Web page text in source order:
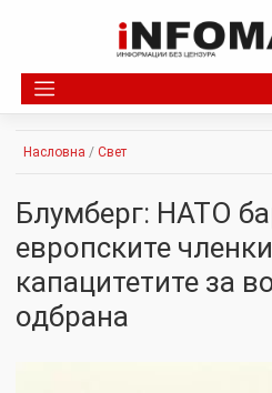
Насловна / Свет
Блумберг: НАТО
европските
капацитетите за
одбрана